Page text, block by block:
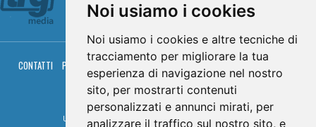
Noi usiamo i cookies
Noi usiamo i cookies e altre tecniche di
tracciamento per migliorare la tua
esperienza di navigazione nel nostro
sito, per mostrarti contenuti
personalizzati e annunci mirati, per
analizzare il traffico sul nostro sito, e
CONTATTI PRIVACY COOKIES PALINSESTO DIRETTA TV
DIRETTA RADIO
RGM HITRADIO
© TRG Media 2005-2026
Umbria Televisioni s.r.l. - P.I.00496230541 - www.trgmedia.it - Powered by